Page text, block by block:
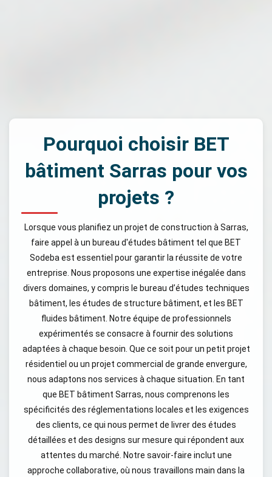
Pourquoi choisir BET
bâtiment Sarras pour vos
projets ?
Lorsque vous planifiez un projet de construction à Sarras,
faire appel à un bureau d'études bâtiment tel que BET
Sodeba est essentiel pour garantir la réussite de votre
entreprise. Nous proposons une expertise inégalée dans
divers domaines, y compris le bureau d’études techniques
bâtiment, les études de structure bâtiment, et les BET
fluides bâtiment. Notre équipe de professionnels
expérimentés se consacre à fournir des solutions
adaptées à chaque besoin. Que ce soit pour un petit projet
résidentiel ou un projet commercial de grande envergure,
nous adaptons nos services à chaque situation. En tant
que BET bâtiment Sarras, nous comprenons les
spécificités des réglementations locales et les exigences
des clients, ce qui nous permet de livrer des études
détaillées et des designs sur mesure qui répondent aux
attentes du marché. Notre savoir-faire inclut une
approche collaborative, où nous travaillons main dans la